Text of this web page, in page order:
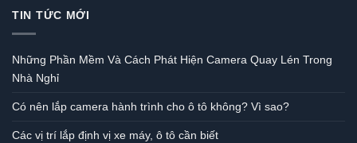
TIN TỨC MỚI
Những Phần Mềm Và Cách Phát Hiện Camera Quay Lén Trong
Nhà Nghỉ
Có nên lắp camera hành trình cho ô tô không? Vì sao?
Các vị trí lắp định vị xe máy, ô tô cần biết